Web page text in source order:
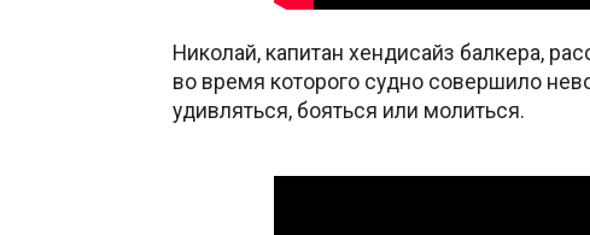
Николай, капитан хендисайз балкера,
во время которого судно совершило
удивляться, бояться или молиться.